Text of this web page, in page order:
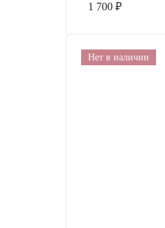
1 700 ₽
Нет в наличии